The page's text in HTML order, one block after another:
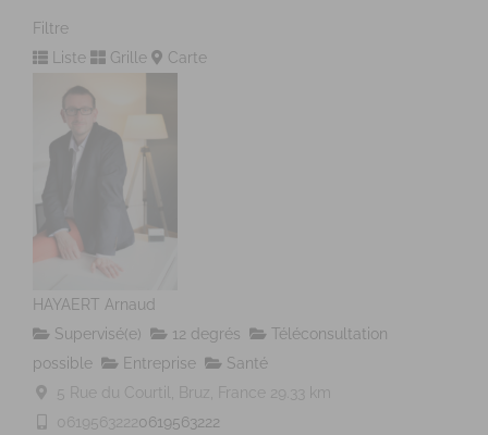
Filtre
Liste
Grille Carte
HAYAERT Arnaud
Supervisé(e)
12 degrés
Téléconsultation
possible
Entreprise
Santé
5 Rue du Courtil, Bruz, France
29.33 km
06195632220619563222